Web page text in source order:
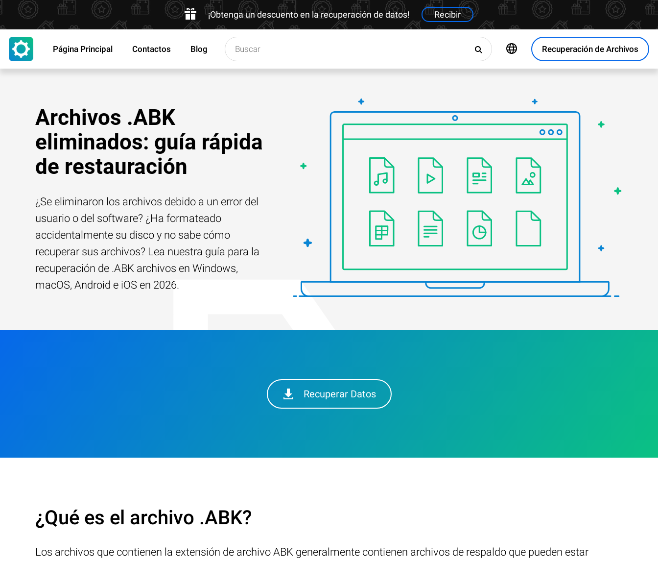
¡Obtenga un descuento en la recuperación de datos! Recibir
Recuperación de Archivos
Página Principal Contactos Blog
Archivos .ABK
eliminados: guía rápida
de restauración
¿Se eliminaron los archivos debido a un error del
usuario o del software? ¿Ha formateado
accidentalmente su disco y no sabe cómo
recuperar sus archivos? Lea nuestra guía para la
recuperación de .ABK archivos en Windows,
macOS, Android e iOS en 2026.
Recuperar Datos
¿Qué es el archivo .ABK?
Los archivos que contienen la extensión de archivo ABK generalmente contienen archivos de respaldo que pueden estar